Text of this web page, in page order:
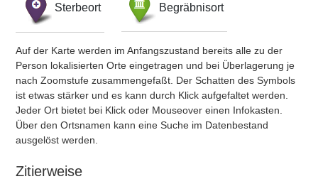
Sterbeort Begräbnisort
Auf der Karte werden im Anfangszustand bereits alle zu der
Person lokalisierten Orte eingetragen und bei Überlagerung je
nach Zoomstufe zusammengefaßt. Der Schatten des Symbols
ist etwas stärker und es kann durch Klick aufgefaltet werden.
Jeder Ort bietet bei Klick oder Mouseover einen Infokasten.
Über den Ortsnamen kann eine Suche im Datenbestand
ausgelöst werden.
Zitierweise